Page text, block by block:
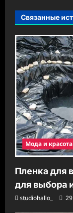
п
и
с
и
Связанные
Мода и красота
Пленка для
для выбора
studiohallo_